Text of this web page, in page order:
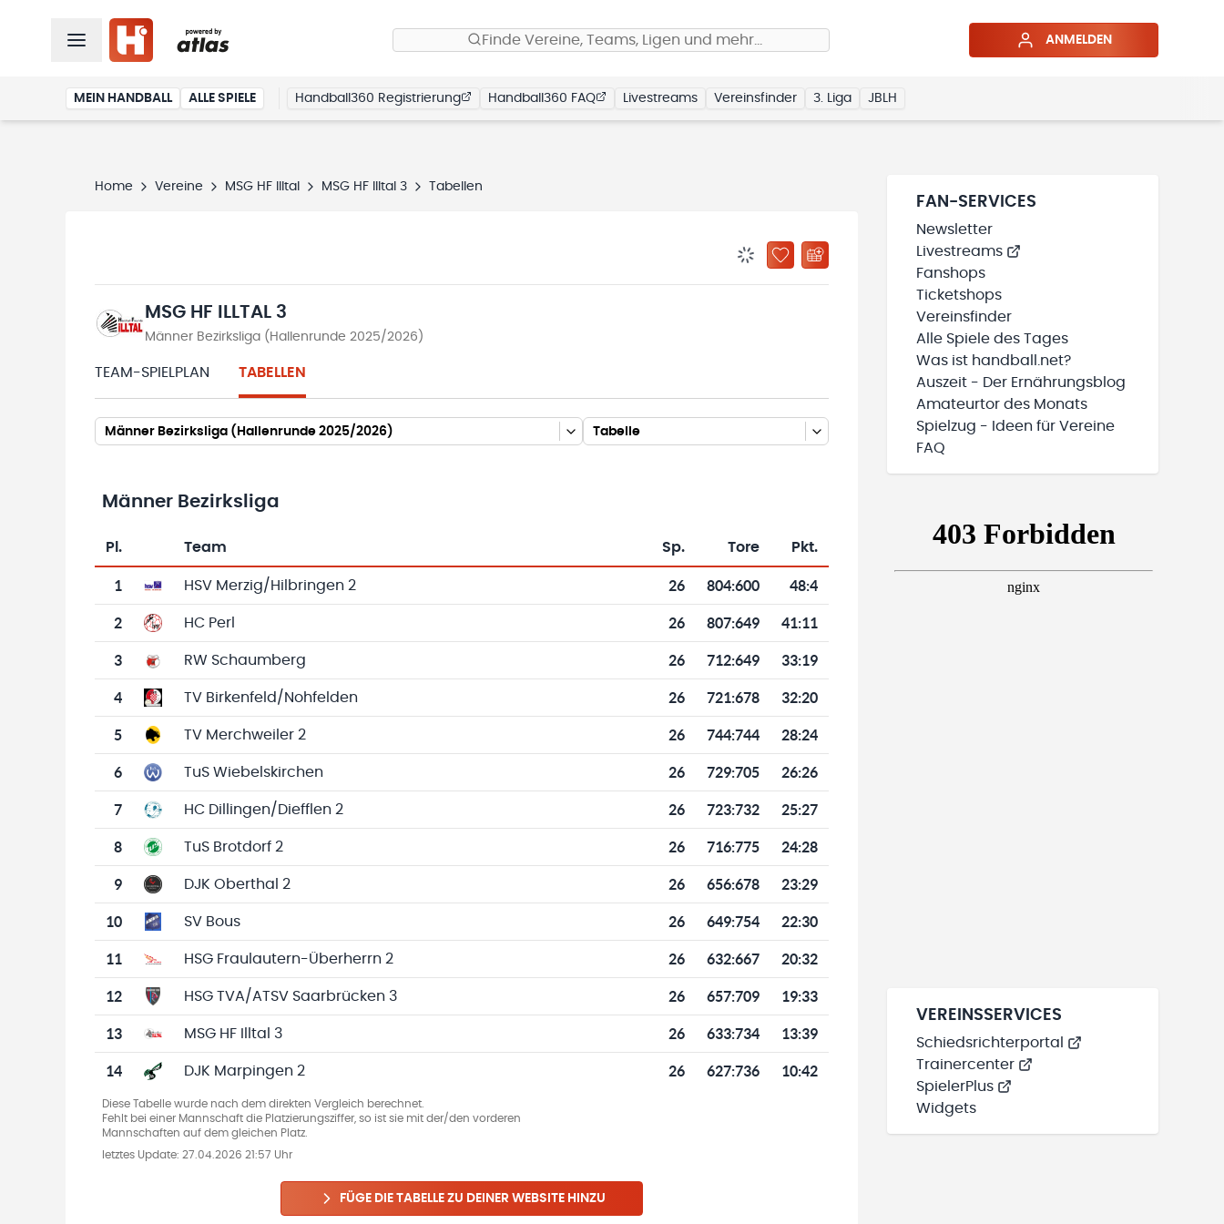
Finde Vereine, Teams, Ligen und mehr… ANMELDEN
MEIN HANDBALL ALLE SPIELE Handball360 Registrierung Handball360 FAQ Livestreams Vereinsfinder 3. Liga JBLH
Home Vereine MSG HF Illtal MSG HF Illtal 3 Tabellen
BENACHRICHTIGUNGSSTATUS WIRD GELADEN
ZU „MEINE TEAMS“ HINZUFÜGEN
MSG HF ILLTAL 3
Männer Bezirksliga (Hallenrunde 2025/2026)
TEAM-SPIELPLAN TABELLEN
Männer Bezirksliga (Hallenrunde 2025/2026) Tabelle
Männer Bezirksliga
Tabelle mit Vereinsplatzierungen, Spielen, Toren und Punkten
Pl. Team Sp. Tore Pkt.
1 HSV Merzig/Hilbringen 2 26 804:600 48:4
2 HC Perl 26 807:649 41:11
3 RW Schaumberg 26 712:649 33:19
4 TV Birkenfeld/Nohfelden 26 721:678 32:20
5 TV Merchweiler 2 26 744:744 28:24
6 TuS Wiebelskirchen 26 729:705 26:26
7 HC Dillingen/Diefflen 2 26 723:732 25:27
8 TuS Brotdorf 2 26 716:775 24:28
9 DJK Oberthal 2 26 656:678 23:29
10 SV Bous 26 649:754 22:30
11 HSG Fraulautern-Überherrn 2 26 632:667 20:32
12 HSG TVA/ATSV Saarbrücken 3 26 657:709 19:33
13 MSG HF Illtal 3 26 633:734 13:39
14 DJK Marpingen 2 26 627:736 10:42
Diese Tabelle wurde nach dem direkten Vergleich berechnet.
Fehlt bei einer Mannschaft die Platzierungsziffer, so ist sie mit der/den vorderen
Mannschaften auf dem gleichen Platz.
letztes Update: 27.04.2026 21:57 Uhr
FÜGE DIE TABELLE ZU DEINER WEBSITE HINZU
FAN-SERVICES
Newsletter
Livestreams
Fanshops
Ticketshops
Vereinsfinder
Alle Spiele des Tages
Was ist handball.net?
Auszeit - Der Ernährungsblog
Amateurtor des Monats
Spielzug - Ideen für Vereine
FAQ
VEREINSSERVICES
Schiedsrichterportal
Trainercenter
SpielerPlus
Widgets